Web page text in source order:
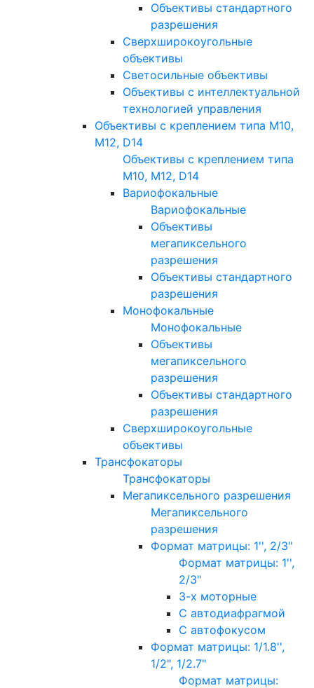
Объективы стандартного
разрешения
Сверхширокоугольные
объективы
Светосильные объективы
Объективы с интеллектуальной
технологией управления
Объективы с креплением типа M10,
M12, D14
Объективы с креплением типа
M10, M12, D14
Вариофокальные
Вариофокальные
Объективы
мегапиксельного
разрешения
Объективы стандартного
разрешения
Монофокальные
Монофокальные
Объективы
мегапиксельного
разрешения
Объективы стандартного
разрешения
Сверхширокоугольные
объективы
Трансфокаторы
Трансфокаторы
Мегапиксельного разрешения
Мегапиксельного
разрешения
Формат матрицы: 1'', 2/3"
Формат матрицы: 1'',
2/3"
3-х моторные
С автодиафрагмой
С автофокусом
Формат матрицы: 1/1.8'',
1/2", 1/2.7"
Формат матрицы: